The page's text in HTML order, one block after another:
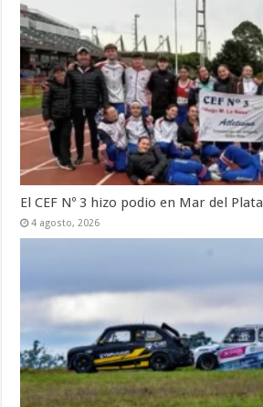
El CEF Nº 3 hizo podio en Mar del Plata
4 agosto, 2026